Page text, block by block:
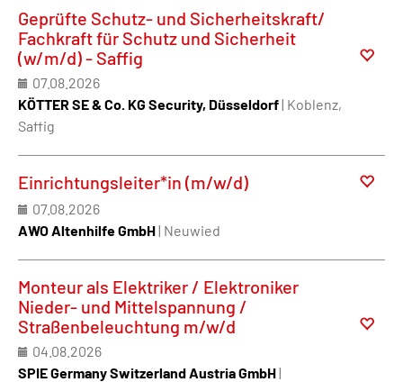
Geprüfte Schutz- und Sicherheitskraft/
Fachkraft für Schutz und Sicherheit
(w/m/d) - Saffig
07.08.2026
KÖTTER SE & Co. KG Security, Düsseldorf| Koblenz,
Saffig
Einrichtungsleiter*in (m/w/d)
07.08.2026
AWO Altenhilfe GmbH| Neuwied
Monteur als Elektriker / Elektroniker
Nieder- und Mittelspannung /
Straßenbeleuchtung m/w/d
04.08.2026
SPIE Germany Switzerland Austria GmbH|